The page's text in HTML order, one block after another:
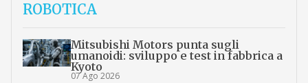
ROBOTICA
Mitsubishi Motors punta sugli
umanoidi: sviluppo e test in fabbrica a
Kyoto
07 Ago 2026